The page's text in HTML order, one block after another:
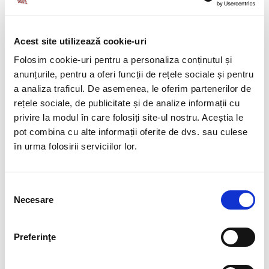
Acest site utilizează cookie-uri
Folosim cookie-uri pentru a personaliza conținutul și
anunțurile, pentru a oferi funcții de rețele sociale și pentru
a analiza traficul. De asemenea, le oferim partenerilor de
rețele sociale, de publicitate și de analize informații cu
privire la modul în care folosiți site-ul nostru. Aceștia le
pot combina cu alte informații oferite de dvs. sau culese
în urma folosirii serviciilor lor.
consimțământului
Necesare
Preferinţe
Evită să faci micromanagement. De fapt,
obicei. Dacă ai organizat bine lucrurile: sarcinile
sunt trasate corect și eficient, obiectivele sunt
clare și măsurabile, fiecare va ști ce are de făcut.
Nu înseamnă că ai pierdut controlul dacă nu ești
la propriu cu ochii pe oameni.
Ai răbdare cu oamenii tăi . Și învață-i să fie, la
rândul lor, empatici cu colegii. Sigur ai angajați
care se descurcă mai greu cu tehnologia și care
oferă chiar tot ce înseamnă comunicarea față în
față. Pierzi mult din ceea ce înseamnă limbaj
îngăduitori zilele acestea. În general nu e eficient